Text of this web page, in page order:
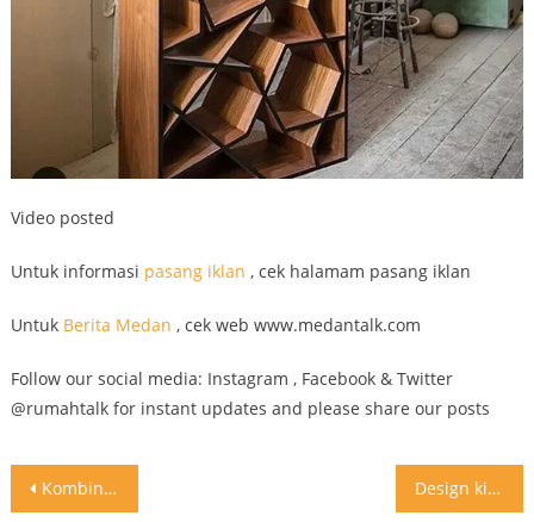
Video posted
Untuk informasi pasang iklan , cek halamam pasang iklan
Untuk Berita Medan , cek web www.medantalk.com
Follow our social media: Instagram , Facebook & Twitter
@rumahtalk for instant updates and please share our posts
Post
Kombinasi kayu hitam putih di kamar mandi ini tepat sekali Design kitchen pantry yang bersih dan simple